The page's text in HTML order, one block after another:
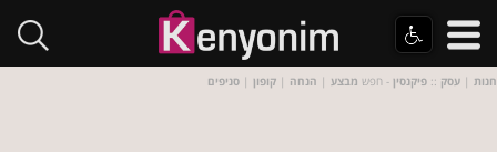
חנות | עסק :: פיקנסין - חפש מבצע | הנחה | קופון | סניפים